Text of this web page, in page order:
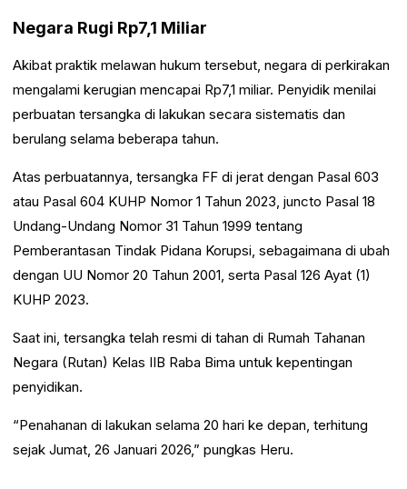
Negara Rugi Rp7,1 Miliar
Akibat praktik melawan hukum tersebut, negara di perkirakan
mengalami kerugian mencapai Rp7,1 miliar. Penyidik menilai
perbuatan tersangka di lakukan secara sistematis dan
berulang selama beberapa tahun.
Atas perbuatannya, tersangka FF di jerat dengan Pasal 603
atau Pasal 604 KUHP Nomor 1 Tahun 2023, juncto Pasal 18
Undang-Undang Nomor 31 Tahun 1999 tentang
Pemberantasan Tindak Pidana Korupsi, sebagaimana di ubah
dengan UU Nomor 20 Tahun 2001, serta Pasal 126 Ayat (1)
KUHP 2023.
Saat ini, tersangka telah resmi di tahan di Rumah Tahanan
Negara (Rutan) Kelas IIB Raba Bima untuk kepentingan
penyidikan.
“Penahanan di lakukan selama 20 hari ke depan, terhitung
sejak Jumat, 26 Januari 2026,” pungkas Heru.